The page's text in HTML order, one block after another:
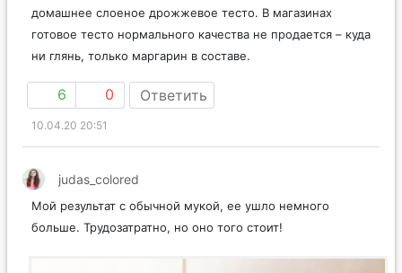
домашнее слоеное дрожжевое тесто. В магазинах
готовое тесто нормального качества не продается – куда
ни глянь, только маргарин в составе.
6 0 Ответить
10.04.20 20:51
judas_colored
Мой результат с обычной мукой, ее ушло немного
больше. Трудозатратно, но оно того стоит!